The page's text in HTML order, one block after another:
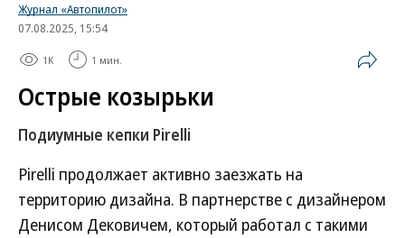
Журнал «Автопилот»
07.08.2025, 15:54
1K 1 мин.
Острые козырьки
Подиумные кепки Pirelli
Pirelli продолжает активно заезжать на
территорию дизайна. В партнерстве с дизайнером
Денисом Дековичем, который работал с такими